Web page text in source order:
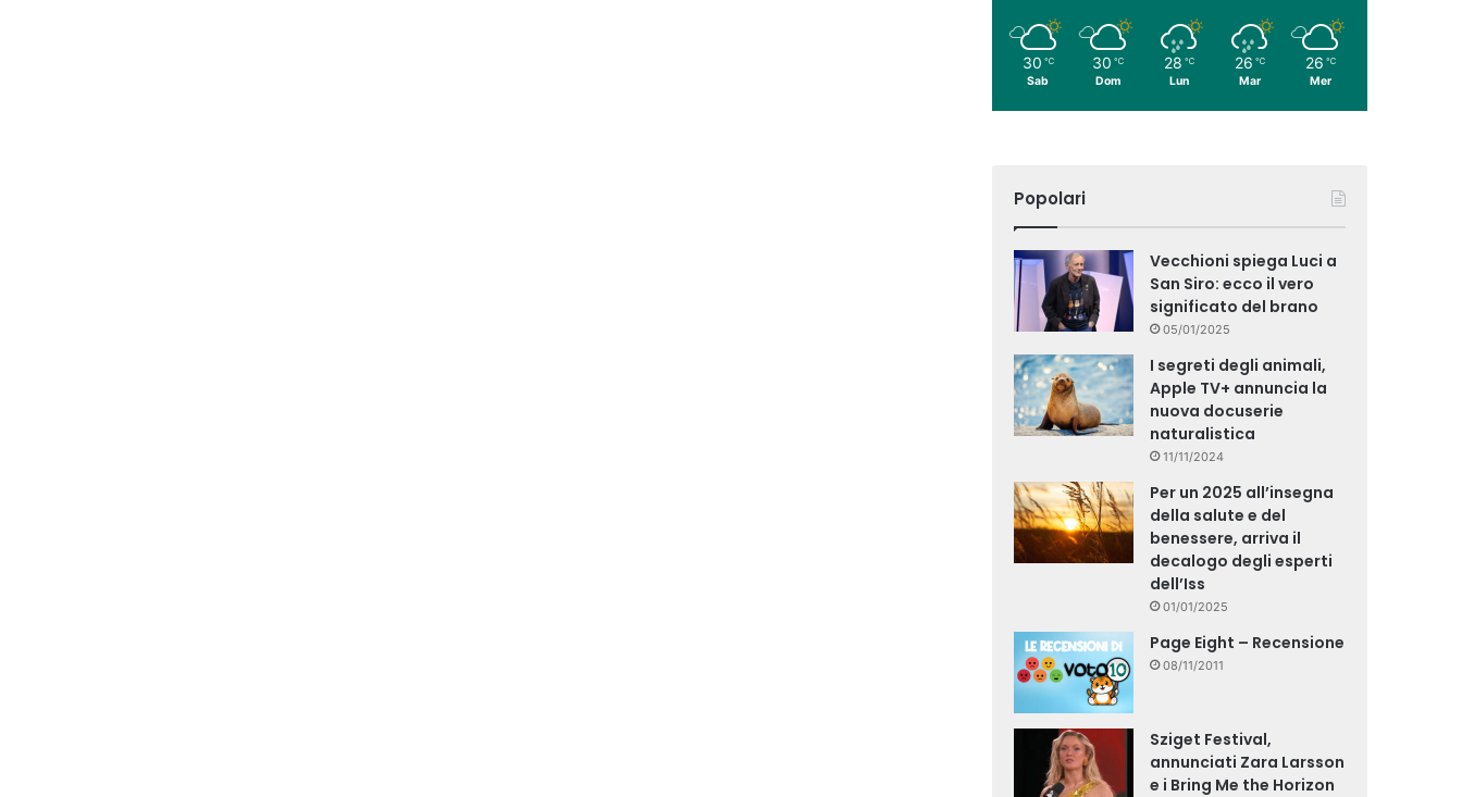
30 ℃
Sab
30 ℃
Dom
28 ℃
Lun
26 ℃
Mar
26 ℃
Mer
Popolari
Vecchioni spiega Luci a
San Siro: ecco il vero
significato del brano
05/01/2025
I segreti degli animali,
Apple TV+ annuncia la
nuova docuserie
naturalistica
11/11/2024
Per un 2025 all’insegna
della salute e del
benessere, arriva il
decalogo degli esperti
dell’Iss
01/01/2025
Page Eight – Recensione
08/11/2011
Sziget Festival,
annunciati Zara Larsson
e i Bring Me the Horizon